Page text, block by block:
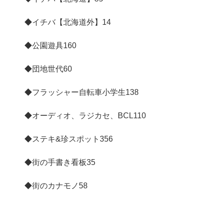
◆イチバ【北海道外】 14
◆公園遊具160
◆団地世代60
◆フラッシャー自転車小学生138
◆オーディオ、ラジカセ、BCL110
◆ステキ&珍スポット 356
◆街の手書き看板35
◆街のカナモノ58